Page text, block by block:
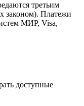
третьим
законом). Платежи
МИР, Visa,
доступные